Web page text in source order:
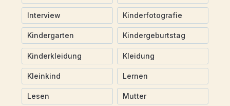
Interview Kinderfotografie
Kindergarten Kindergeburtstag
Kinderkleidung Kleidung
Kleinkind Lernen
Lesen Mutter